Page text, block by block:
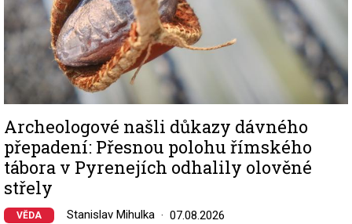
Archeologové našli důkazy dávného
přepadení: Přesnou polohu římského
tábora v Pyrenejích odhalily olověné
střely
VĚDA Stanislav Mihulka 07.08.2026